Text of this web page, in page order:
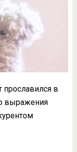
в
выражения